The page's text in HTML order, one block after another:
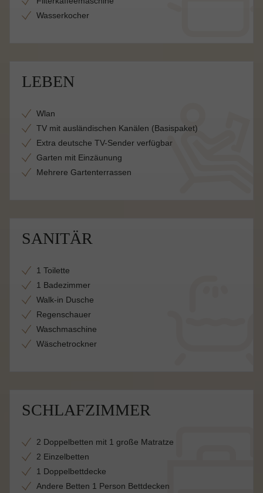
Wasserkocher
LEBEN
Wlan
TV mit ausländischen Kanälen (Basispaket)
Extra deutsche TV-Sender verfügbar
Garten mit Einzäunung
Mehrere Gartenterrassen
SANITÄR
1 Toilette
1 Badezimmer
Walk-in Dusche
Regenschauer
Waschmaschine
Wäschetrockner
SCHLAFZIMMER
2 Doppelbetten mit 1 große Matratze
2 Einzelbetten
1 Doppelbettdecke
Andere Betten 1 Person Bettdecken